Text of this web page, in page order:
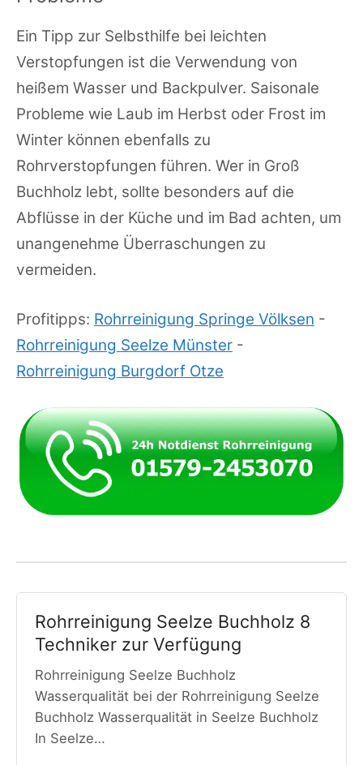
Ein Tipp zur Selbsthilfe bei leichten
Verstopfungen ist die Verwendung von
heißem Wasser und Backpulver. Saisonale
Probleme wie Laub im Herbst oder Frost im
Winter können ebenfalls zu
Rohrverstopfungen führen. Wer in Groß
Buchholz lebt, sollte besonders auf die
Abflüsse in der Küche und im Bad achten, um
unangenehme Überraschungen zu
vermeiden.
Profitipps: Rohrreinigung Springe Völksen -
Rohrreinigung Seelze Münster -
Rohrreinigung Burgdorf Otze
Rohrreinigung Seelze Buchholz 8
Techniker zur Verfügung
Rohrreinigung Seelze Buchholz
Wasserqualität bei der Rohrreinigung Seelze
Buchholz Wasserqualität in Seelze Buchholz
In Seelze…